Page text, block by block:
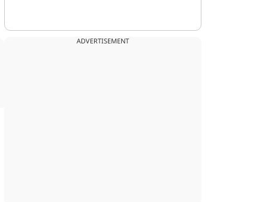
ADVERTISEMENT